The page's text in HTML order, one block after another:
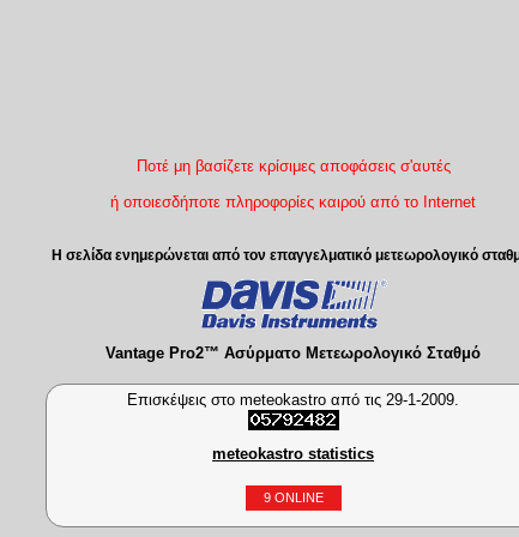
Ποτέ μη βασίζετε κρίσιμες αποφάσεις σ'αυτές
ή οποιεσδήποτε πληροφορίες καιρού από το Internet
Η σελίδα ενημερώνεται από τον επαγγελματικό μετεωρολογικό
Vantage Pro2™ Ασύρματο Μετεωρολογικό Σταθμό
Επισκέψεις στο meteokastro από τις 29-1-2009.
meteokastro statistics
9 ONLINE